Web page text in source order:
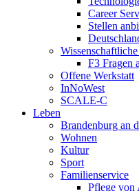
Career
Stellen
F3 Fragen
Offene Werkstatt
InNoWest
SCALE-C
Leben
Brandenburg an
Wohnen
Kultur
Sport
Familienservice
Pflege von